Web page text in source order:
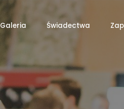
Galeria Świadectwa